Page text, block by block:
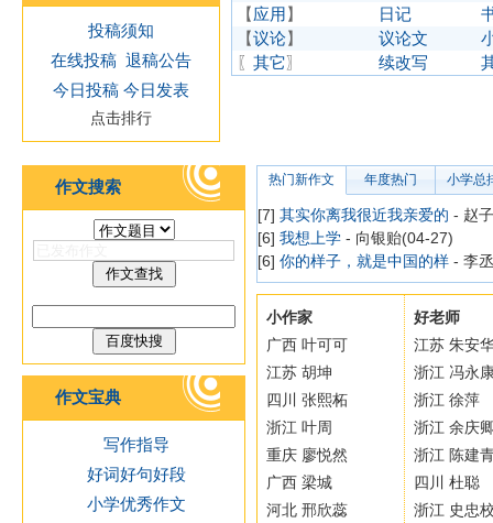
投稿须知
在线投稿 退稿公告
今日投稿 今日发表
点击排行
【应用】 日记
【议论】 议论文
〖 其它〗 续改写
作文搜索
作文宝典
写作指导
好词好句好段
小学优秀作文
热门新作文 年度热门 小学总
[7] 其实你离我很近我亲爱的 - 赵
[6] 我想上学 - 向银贻(04-27)
[6] 你的样子，就是中国的样 - 李
小作家
广西 叶可可
江苏 胡坤
四川 张熙柘
浙江 叶周
重庆 廖悦然
广西 梁城
河北 邢欣蕊
好老师
江苏 朱安
浙江 冯永
浙江 徐萍
浙江 余庆
浙江 陈建
四川 杜聪
浙江 史忠